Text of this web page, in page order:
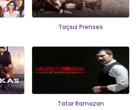
Taçsız Prenses
Tatar Ramazan